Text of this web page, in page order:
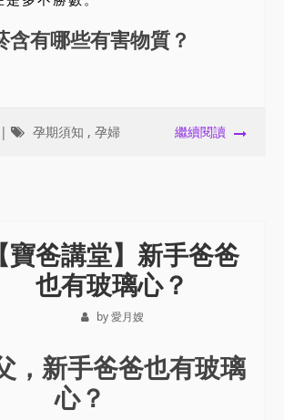
含有哪些有害物質？
孕期須知 , 孕婦 繼續閱讀
【寶爸講堂】新手爸爸
也有玻璃心？
by 愛月嫂
，新手爸爸也有玻璃
心？